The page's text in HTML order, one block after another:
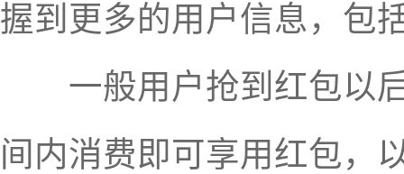
握到更多的用户信息，包
一般用户抢到红包以后
间内消费即可享用红包，